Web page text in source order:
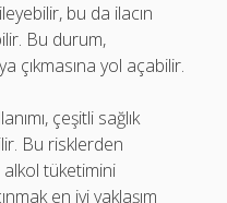
bu da ilacın
Bu durum,
çıkmasına yol açabilir.
çeşitli sağlık
Bu risklerden
alkol tüketimini
en iyi yaklaşım